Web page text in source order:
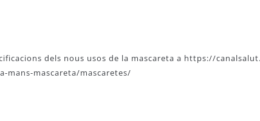
dels nous usos de la mascareta a https://
mans-mascareta/mascaretes/